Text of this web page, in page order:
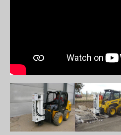
Show larger versionShow larger